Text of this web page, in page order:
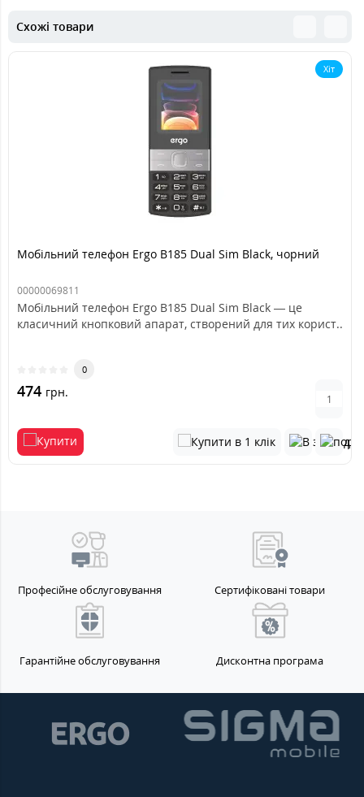
Схожі товари
Хіт
Мобільний телефон Ergo B185 Dual Sim Black, чорний
00000069811
Мобільний телефон Ergo B185 Dual Sim Black — це
класичний кнопковий апарат, створений для тих корист..
0
474 грн.
Професійне обслуговування Сертифіковані товари
Гарантійне обслуговування Дисконтна програма